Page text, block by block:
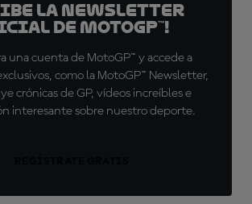
la Newsletter
de MotoGP™!
una cuenta de MotoGP™ y accede a
como la MotoGP™ Newsletter,
crónicas de GP, vídeos increíbles e
interesante sobre nuestro deporte.